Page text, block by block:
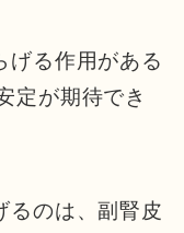
げる作用がある
定が期待でき
るのは、副腎皮